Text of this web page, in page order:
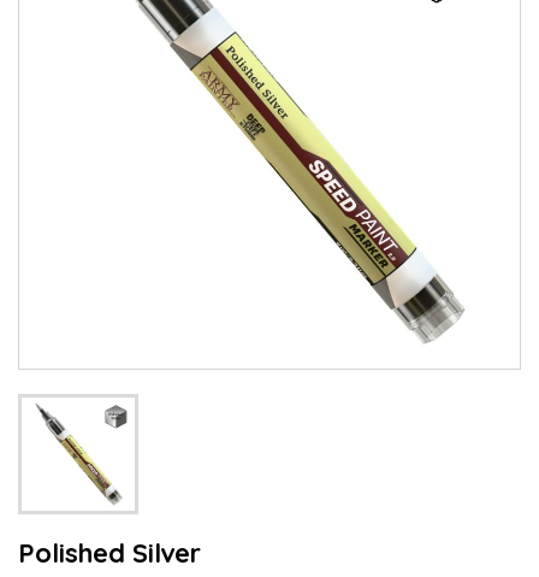
Polished Silver